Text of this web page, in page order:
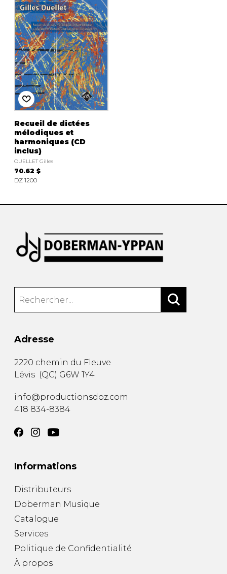
Recueil de dictées
mélodiques et
harmoniques (CD
inclus)
OUELLET Gilles
70.62 $
DZ 1200
Adresse
2220 chemin du Fleuve
Lévis (QC) G6W 1Y4
info@productionsdoz.com
418 834-8384
Informations
Distributeurs
Doberman Musique
Catalogue
Services
Politique de Confidentialité
À propos